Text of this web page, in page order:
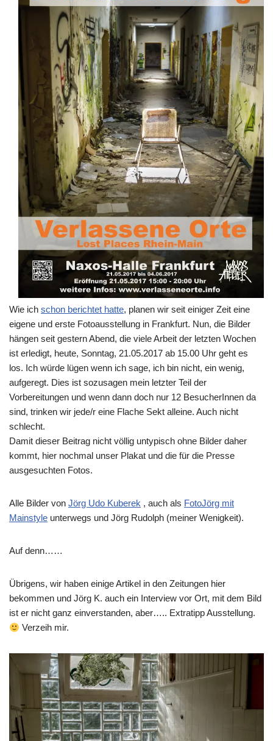
Wie ich schon berichtet hatte, planen wir seit einiger Zeit eine
eigene und erste Fotoausstellung in Frankfurt. Nun, die Bilder
hängen seit gestern Abend, die viele Arbeit der letzten Wochen
ist erledigt, heute, Sonntag, 21.05.2017 ab 15.00 Uhr geht es
los. Ich würde lügen wenn ich sage, ich bin nicht, ein wenig,
aufgeregt. Dies ist sozusagen mein letzter Teil der
Vorbereitungen und wenn dann doch nur 12 BesucherInnen da
sind, trinken wir jede/r eine Flache Sekt alleine. Auch nicht
schlecht.
Damit dieser Beitrag nicht völlig untypisch ohne Bilder daher
kommt, hier nochmal unser Plakat und die für die Presse
ausgesuchten Fotos.
Alle Bilder von Jörg Udo Kuberek , auch als FotoJörg mit
Mainstyle unterwegs und Jörg Rudolph (meiner Wenigkeit).
Auf denn……
Übrigens, wir haben einige Artikel in den Zeitungen hier
bekommen und Jörg K. auch ein Interview vor Ort, mit dem Bild
ist er nicht ganz einverstanden, aber….. Extratipp Ausstellung.
Verzeih mir.